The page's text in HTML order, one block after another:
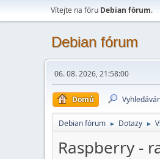
Vítejte na fóru Debian fórum.
Debian fórum
06. 08. 2026, 21:58:00
Domů
Debian fórum ► Dotazy ►
Raspberry -